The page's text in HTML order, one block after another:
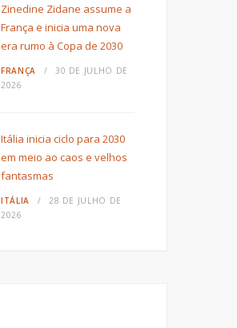
Zinedine Zidane assume a
França e inicia uma nova
era rumo à Copa de 2030
FRANÇA
30 DE JULHO DE
2026
Itália inicia ciclo para 2030
em meio ao caos e velhos
fantasmas
ITÁLIA
28 DE JULHO DE
2026